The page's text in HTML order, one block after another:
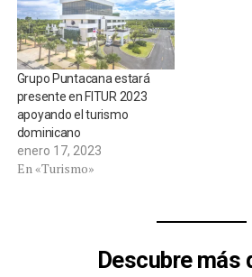
Grupo Puntacana estará
presente en FITUR 2023
apoyando el turismo
dominicano
enero 17, 2023
En «Turismo»
Descubre más